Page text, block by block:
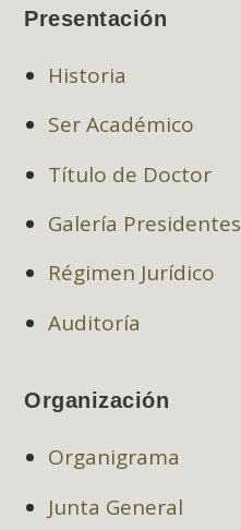
Presentación
Historia
Ser Académico
Título de Doctor
Galería Presidentes
Régimen Jurídico
Auditoría
Organización
Organigrama
Junta General